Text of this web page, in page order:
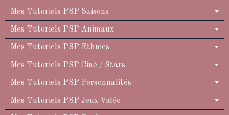
Mes Tutoriels PSP Saisons
Mes Tutoriels PSP Animaux
Mes Tutoriels PSP Ethnies
Mes Tutoriels PSP Ciné / Stars
Mes Tutoriels PSP Personnalités
Mes Tutoriels PSP Jeux Vidéo